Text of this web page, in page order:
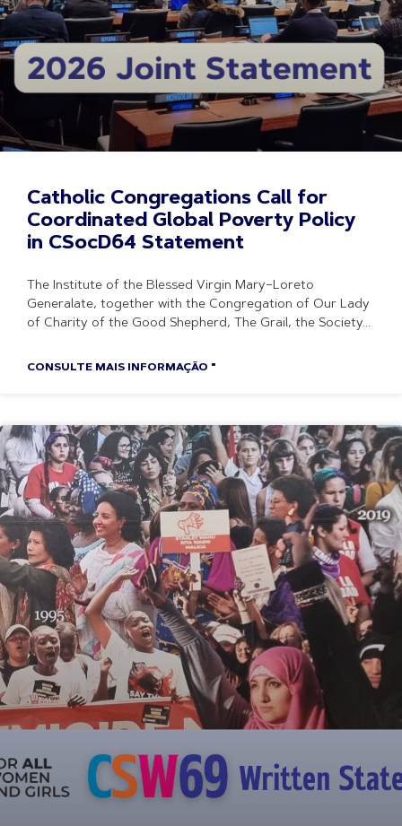
Catholic Congregations Call for
Coordinated Global Poverty Policy
in CSocD64 Statement
The Institute of the Blessed Virgin Mary–Loreto
Generalate, together with the Congregation of Our Lady
of Charity of the Good Shepherd, The Grail, the Society
CONSULTE MAIS INFORMAÇÃO "